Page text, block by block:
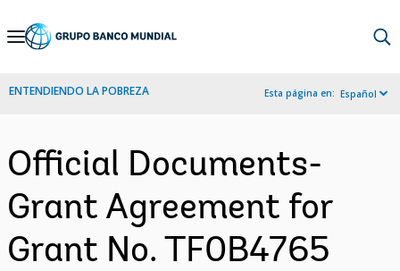
Skip
Navigation
ENTENDIENDO LA POBREZA Esta página en: Español
Official Documents-
Grant Agreement for
Grant No. TF0B4765